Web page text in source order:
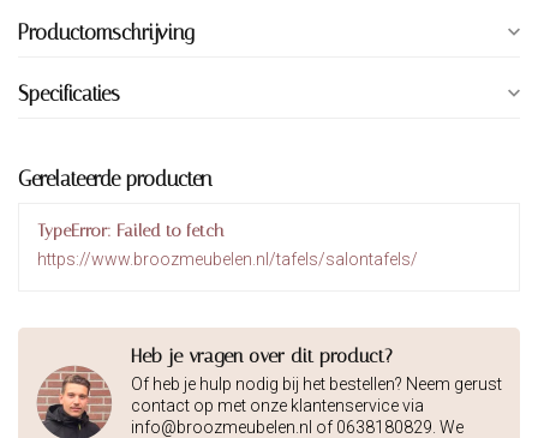
Productomschrijving
Specificaties
Gerelateerde producten
TypeError: Failed to fetch
https://www.broozmeubelen.nl/tafels/salontafels/
Heb je vragen over dit product?
Of heb je hulp nodig bij het bestellen? Neem gerust
contact op met onze klantenservice via
info@broozmeubelen.nl of 0638180829. We